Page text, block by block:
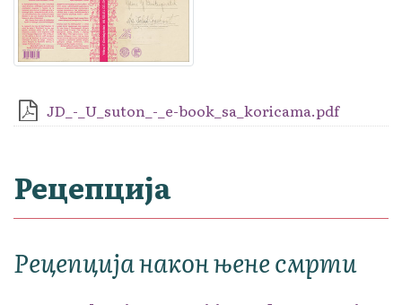
JD_-_U_suton_-_e-book_sa_koricama.pdf
Рецепција
Рецепција након њене смрти